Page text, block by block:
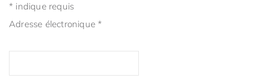
* indique requis
Adresse électronique*